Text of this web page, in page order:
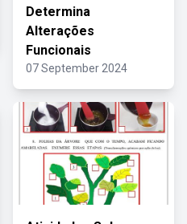
Determina
Alterações
Funcionais
07 September 2024